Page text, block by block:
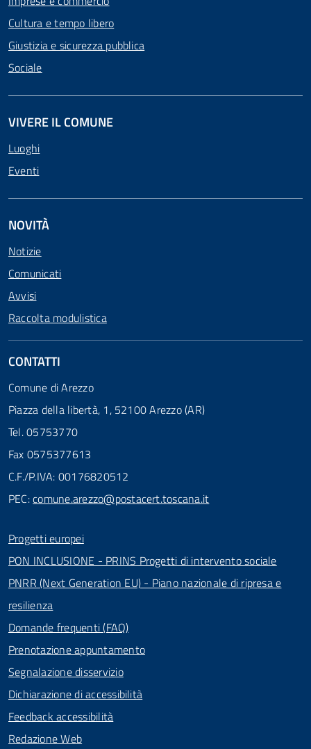
Cultura e tempo libero
Giustizia e sicurezza pubblica
Sociale
VIVERE IL COMUNE
Luoghi
Eventi
NOVITÀ
Notizie
Comunicati
Avvisi
Raccolta modulistica
CONTATTI
Comune di Arezzo
Piazza della libertà, 1, 52100 Arezzo (AR)
Tel. 05753770
Fax 0575377613
C.F./P.IVA: 00176820512
PEC:comune.arezzo@postacert.toscana.it
Progetti europei
PON INCLUSIONE - PRINS Progetti di intervento sociale
PNRR (Next Generation EU) - Piano nazionale di ripresa e
resilienza
Domande frequenti (FAQ)
Prenotazione appuntamento
Segnalazione disservizio
Dichiarazione di accessibilità
Feedback accessibilità
Redazione Web